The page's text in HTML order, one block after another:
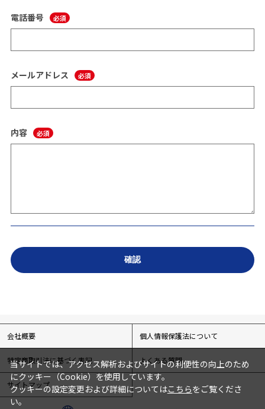
電話番号
メールアドレス
内容
会社概要 個人情報保護法について
特定商取引法に基づく表記 よくある質問
サイトマップ
当サイトでは、アクセス解析およびサイトの利便性の向上のため
にクッキー（Cookie）を使用しています。
クッキーの設定変更および詳細についてはこちらをご覧くださ
い。